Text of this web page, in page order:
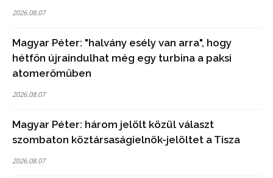
2026.08.07
Magyar Péter: "halvány esély van arra", hogy
hétfőn újraindulhat még egy turbina a paksi
atomerőműben
2026.08.07
Magyar Péter: három jelölt közül választ
szombaton köztársaságielnök-jelöltet a Tisza
2026.08.07